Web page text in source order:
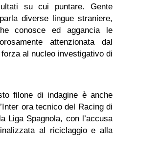
su cui puntare. Gente
diverse lingue straniere,
conosce ed aggancia le
attenzionata dal
al nucleo investigativo di
filone di indagine è anche
ora tecnico del Racing di
Liga Spagnola, con l’accusa
al riciclaggio e alla